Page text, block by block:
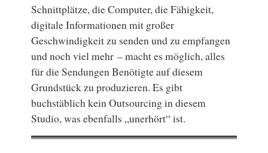
Schnittplätze, die Computer, die Fähigkeit,
digitale Informationen mit großer
Geschwindigkeit zu senden und zu empfangen
und noch viel mehr – macht es möglich, alles
für die Sendungen Benötigte auf diesem
Grundstück zu produzieren. Es gibt
buchstäblich kein Outsourcing in diesem
Studio, was ebenfalls „unerhört“ ist.